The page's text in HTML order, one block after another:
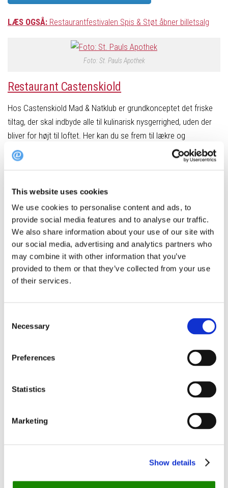
This website uses cookies
We use cookies to personalise content and ads, to
provide social media features and to analyse our traffic.
We also share information about your use of our site with
our social media, advertising and analytics partners who
may combine it with other information that you’ve
provided to them or that they’ve collected from your use
of their services.
Selection
Necessary
Preferences
Statistics
Marketing
Show details
LÆS OGSÅ: Restaurantfestivalen Spis & Støt åbner billetsalg
Foto: St. Pauls Apothek
Restaurant Castenskiold
Hos Castenskiold Mad & Natklub er grundkonceptet det friske
tiltag, der skal indbyde alle til kulinarisk nysgerrighed, uden der
bliver for højt til loftet. Her kan du se frem til lækre og
anmelderroste goumet-retter og gå om bord i deres bugnende
cocktail-kort. Bliver du hængende til midnat, åbnes den
med vennerne og høre musik fra Castenskiolds egne DJs.
Book bord på Castenskiold ➤
Café Faust
udarbejder en spændende à la carte menu inspireret af årstiden
Faust sig igen til en moderne natklub med en afslappet
ook bord på Café Faust ➤